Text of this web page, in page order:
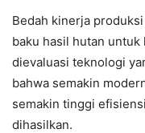
Bedah kinerja
baku hasil hutan
dievaluasi teknologi
bahwa semakin
semakin tinggi
dihasilkan.